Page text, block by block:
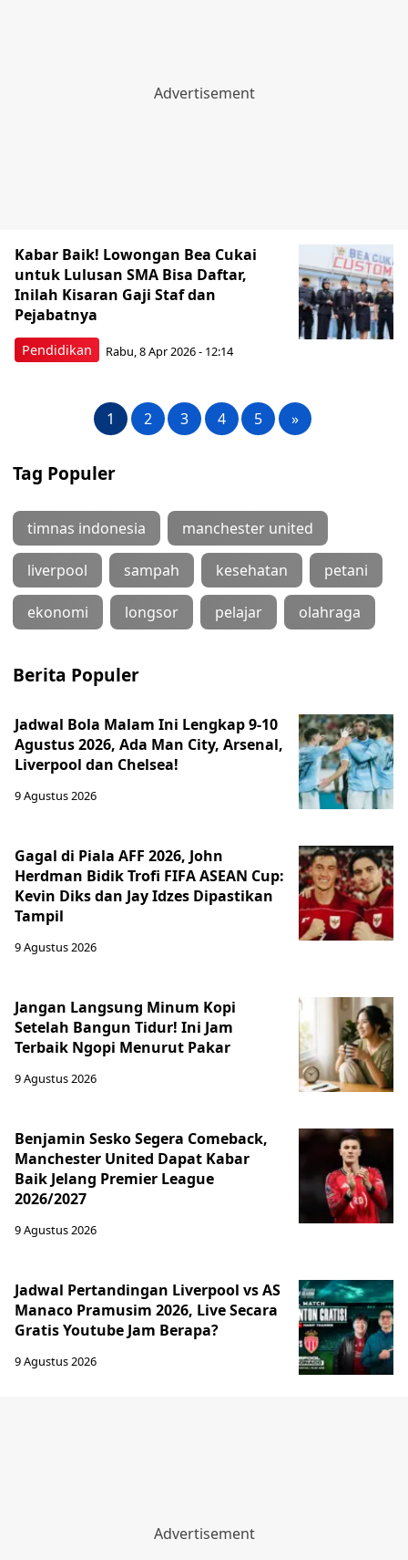
Pendidikan
Kabar Baik! Lowongan Bea Cukai
untuk Lulusan SMA Bisa Daftar,
Inilah Kisaran Gaji Staf dan
Pejabatnya
Rabu, 8 Apr 2026 - 12:14
1 2 3 4 5 »
Tag Populer
timnas indonesia manchester united
liverpool sampah kesehatan petani
ekonomi longsor pelajar olahraga
Berita Populer
Jadwal Bola Malam Ini Lengkap 9-10
Agustus 2026, Ada Man City, Arsenal,
Liverpool dan Chelsea!
9 Agustus 2026
Gagal di Piala AFF 2026, John
Herdman Bidik Trofi FIFA ASEAN Cup:
Kevin Diks dan Jay Idzes Dipastikan
Tampil
9 Agustus 2026
Jangan Langsung Minum Kopi
Setelah Bangun Tidur! Ini Jam
Terbaik Ngopi Menurut Pakar
9 Agustus 2026
Benjamin Sesko Segera Comeback,
Manchester United Dapat Kabar
Baik Jelang Premier League
2026/2027
9 Agustus 2026
Jadwal Pertandingan Liverpool vs AS
Manaco Pramusim 2026, Live Secara
Gratis Youtube Jam Berapa?
9 Agustus 2026